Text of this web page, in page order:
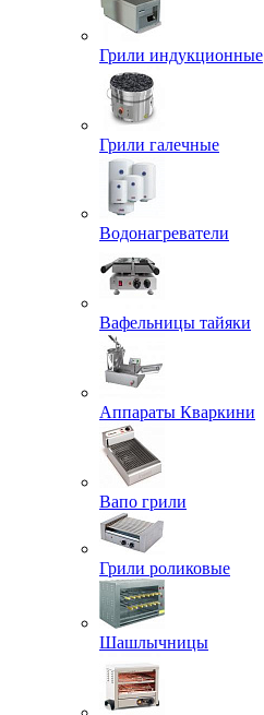
Грили индукционные
Грили галечные
Водонагреватели
Вафельницы тайяки
Аппараты Кваркини
Вапо грили
Грили роликовые
Шашлычницы